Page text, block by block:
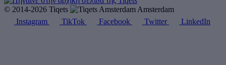
© 2014-2026 Tiqets
Amsterdam
Instagram
TikTok Facebook Twitter LinkedIn